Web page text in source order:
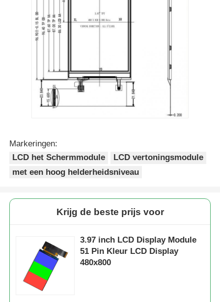
Monochroom LCD-scherm
RADERTJElcd Module
De Vertoning van STN LCD
VLCD-paneel
Markeringen:
LCD het Schermmodule
LCD vertoningsmodule
met een hoog helderheidsniveau
Krijg de beste prijs voor
3.97 inch LCD Display Module
51 Pin Kleur LCD Display
480x800